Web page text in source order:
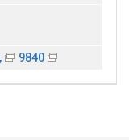
9840